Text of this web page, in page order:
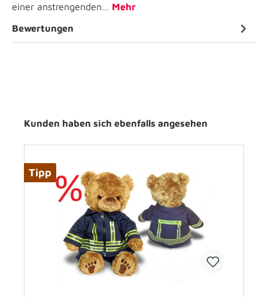
einer anstrengenden… Mehr
Bewertungen
Kunden haben sich ebenfalls angesehen
Tipp